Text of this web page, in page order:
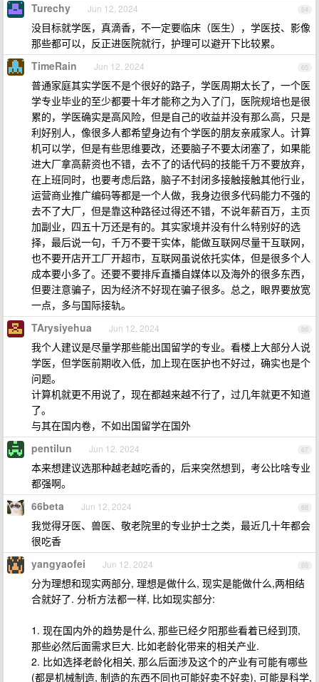
64
Turechy Jun 12, 2024
没目标就学医，真滴香，不一定要临床（医生），学医技、影像
那些都可以，反正进医院就行，护理可以避开下比较累。
65
TimeRain Jun 12, 2024
普通家庭其实学医不是个很好的路子，学医周期太长了，一个医
学专业毕业的至少都要十年才能称之为入了门，医院规培也是很
累的，学医确实是高风险，但是自己的收益并没有那么高，只是
利好别人，像很多人都希望身边有个学医的朋友亲戚家人。计算
机可以学，但是有些思维要改，还要脑子不要太闭塞了，如果能
进大厂拿高薪资也不错，去不了的话代码的技能千万不要放弃，
在上班同时，也要考虑后路，脑子不封闭多接触接触其他行业，
运营商业推广编码等都是一个人做，我身边很多代码能力不强的
去不了大厂，但是靠这种路径过得还不错，不说年薪百万，主页
加副业，四五十万还是有的。其实家境并没有什么特别好的选
择，最后说一句，千万不要干实体，能做互联网尽量干互联网，
也不要开店开工厂开超市，互联网虽说依托实体，但是很多个人
成本要小多了。还要不要排斥直播自媒体以及海外的很多东西，
但要注意骗子，因为经济不好现在骗子很多。总之，眼界要放宽
一点，多与国际接轨。
66
TArysiyehua Jun 12, 2024
我个人建议是尽量学那些能出国留学的专业。看楼上大部分人说
学医，但学医前期收入低，加上现在医护也不好过，确实也是个
问题。
计算机就更不用说了，现在都越来越不行了，过几年就更不知道
了。
与其在国内卷，不如出国留学在国外
67
pentilun Jun 12, 2024
本来想建议选那种越老越吃香的，后来突然想到，考公比啥专业
都强啊。
68
66beta Jun 12, 2024
我觉得牙医、兽医、敬老院里的专业护士之类，最近几十年都会
很吃香
69
yangyaofei Jun 12, 2024
分为理想和现实两部分, 理想是做什么, 现实是能做什么,两相结
合就好了. 分析方法都一样, 比如现实部分:
1. 现在国内外的趋势是什么, 那些已经夕阳那些看着已经到顶,
那些必然后面需求巨大. 比如老龄化带来的相关产业.
2. 比如选择老龄化相关, 那么后面涉及这个的产业有可能有哪些
(都是机械制造, 制造的东西不同也可能好卖不好卖), 可能是科学,